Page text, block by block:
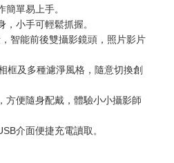
簡單易上手。
，小手可輕鬆抓握。
智能前後雙攝影鏡頭，照片影片
框及多種濾淨風格，隨意切換創
方便隨身配戴，體驗小小攝影師
介面便捷充電讀取 。